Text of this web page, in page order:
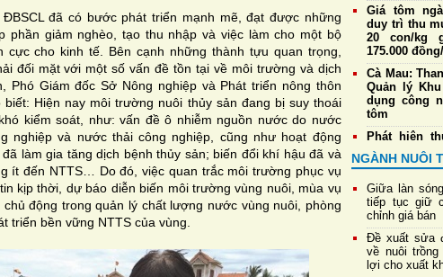
đã có bước phát triển mạnh mẽ, đạt được những
phần giảm nghèo, tạo thu nhập và việc làm cho một bộ
cực cho kinh tế. Bên cạnh những thành tựu quan trọng,
đối mặt với một số vấn đề tồn tại về môi trường và dịch
Phó Giám đốc Sở Nông nghiệp và Phát triển nông thôn
biết: Hiện nay môi trường nuôi thủy sản đang bị suy thoái
kiểm soát, như: vấn đề ô nhiễm nguồn nước do nước
nghiệp và nước thải công nghiệp, cũng như hoạt động
làm gia tăng dịch bệnh thủy sản; biến đổi khí hậu đã và
ít đến NTTS… Do đó, việc quan trắc môi trường phục vụ
kịp thời, dự báo diễn biến môi trường vùng nuôi, mùa vụ
động trong quản lý chất lượng nước vùng nuôi, phòng
triển bền vững NTTS của vùng.
Giá tôm
duy trì thu
20 con/kg
175.000
Cà Mau:
Quản lý
dụng công
tôm
Phát hiện
vB-vP-
năng chống
Cựu chiến
gần 1,3 tỷ
nuôi tôm
Con giống
tảng cho
triển bền
NGÀNH NUÔI
Giữa làn
tiếp tục giữ
chỉnh giá bán
Đề xuất sửa
về nuôi
lợi cho xuất